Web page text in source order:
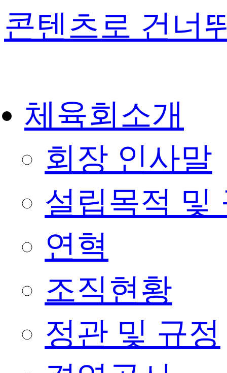
콘텐츠로 건너
체육회소개
회장 인사말
설립목적 및
연혁
조직현황
정관 및 규정